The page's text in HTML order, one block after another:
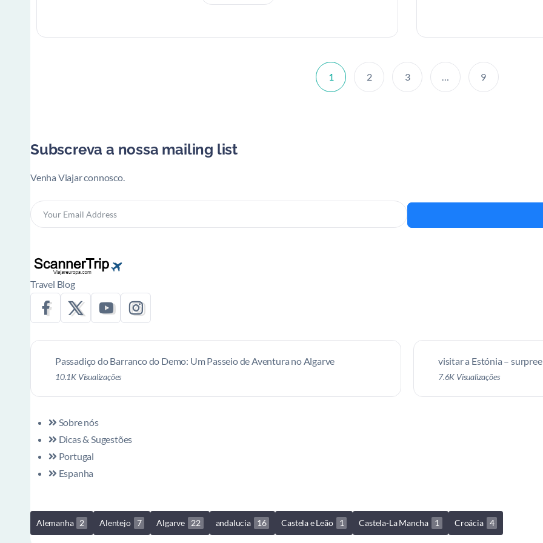
1 2 3 … 9
Subscreva a nossa mailing list
Venha Viajar connosco.
Travel Blog
Passadiço do Barranco do Demo: Um Passeio de Aventura no Algarve
10.1K Visualizações
visitar a Estónia –
7.6K Visualizações
Sobre nós
Dicas & Sugestões
Portugal
Espanha
Alemanha 2 Alentejo 7 Algarve 22 andalucia 16 Castela e Leão 1 Castela-La Mancha 1 Croácia 4